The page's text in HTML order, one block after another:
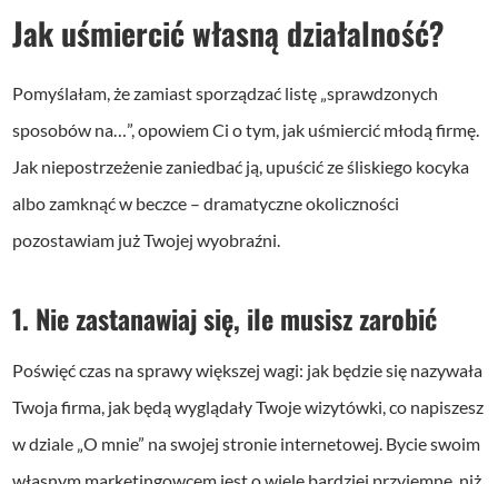
Jak uśmiercić własną działalność?
Pomyślałam, że zamiast sporządzać listę „sprawdzonych
sposobów na…”, opowiem Ci o tym, jak uśmiercić młodą firmę.
Jak niepostrzeżenie zaniedbać ją, upuścić ze śliskiego kocyka
albo zamknąć w beczce – dramatyczne okoliczności
pozostawiam już Twojej wyobraźni.
1. Nie zastanawiaj się, ile musisz zarobić
Poświęć czas na sprawy większej wagi: jak będzie się nazywała
Twoja firma, jak będą wyglądały Twoje wizytówki, co napiszesz
w dziale „O mnie” na swojej stronie internetowej. Bycie swoim